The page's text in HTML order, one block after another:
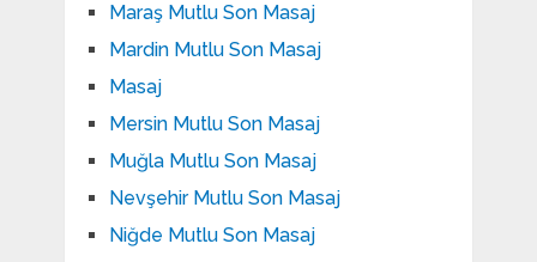
Maraş Mutlu Son Masaj
Mardin Mutlu Son Masaj
Masaj
Mersin Mutlu Son Masaj
Muğla Mutlu Son Masaj
Nevşehir Mutlu Son Masaj
Niğde Mutlu Son Masaj